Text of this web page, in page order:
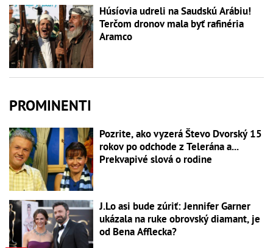
Húsíovia udreli na Saudskú Arábiu!
Terčom dronov mala byť rafinéria
Aramco
PROMINENTI
Pozrite, ako vyzerá Števo Dvorský 15
rokov po odchode z Telerána a...
Prekvapivé slová o rodine
J.Lo asi bude zúriť: Jennifer Garner
ukázala na ruke obrovský diamant, je
od Bena Afflecka?